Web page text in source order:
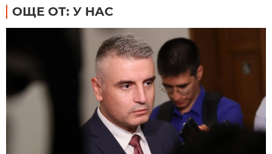
ОЩЕ ОТ: У НАС